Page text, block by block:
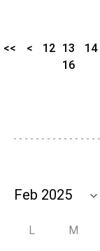
<< < 12 13 14
16
L M